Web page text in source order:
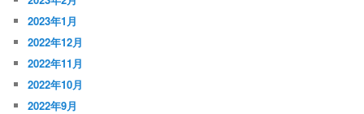
2023年1月
2022年12月
2022年11月
2022年10月
2022年9月